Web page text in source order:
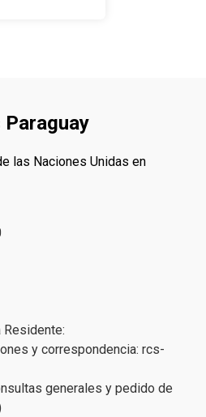
Paraguay
las Naciones Unidas en
Residente:
y correspondencia: rcs-
generales y pedido de